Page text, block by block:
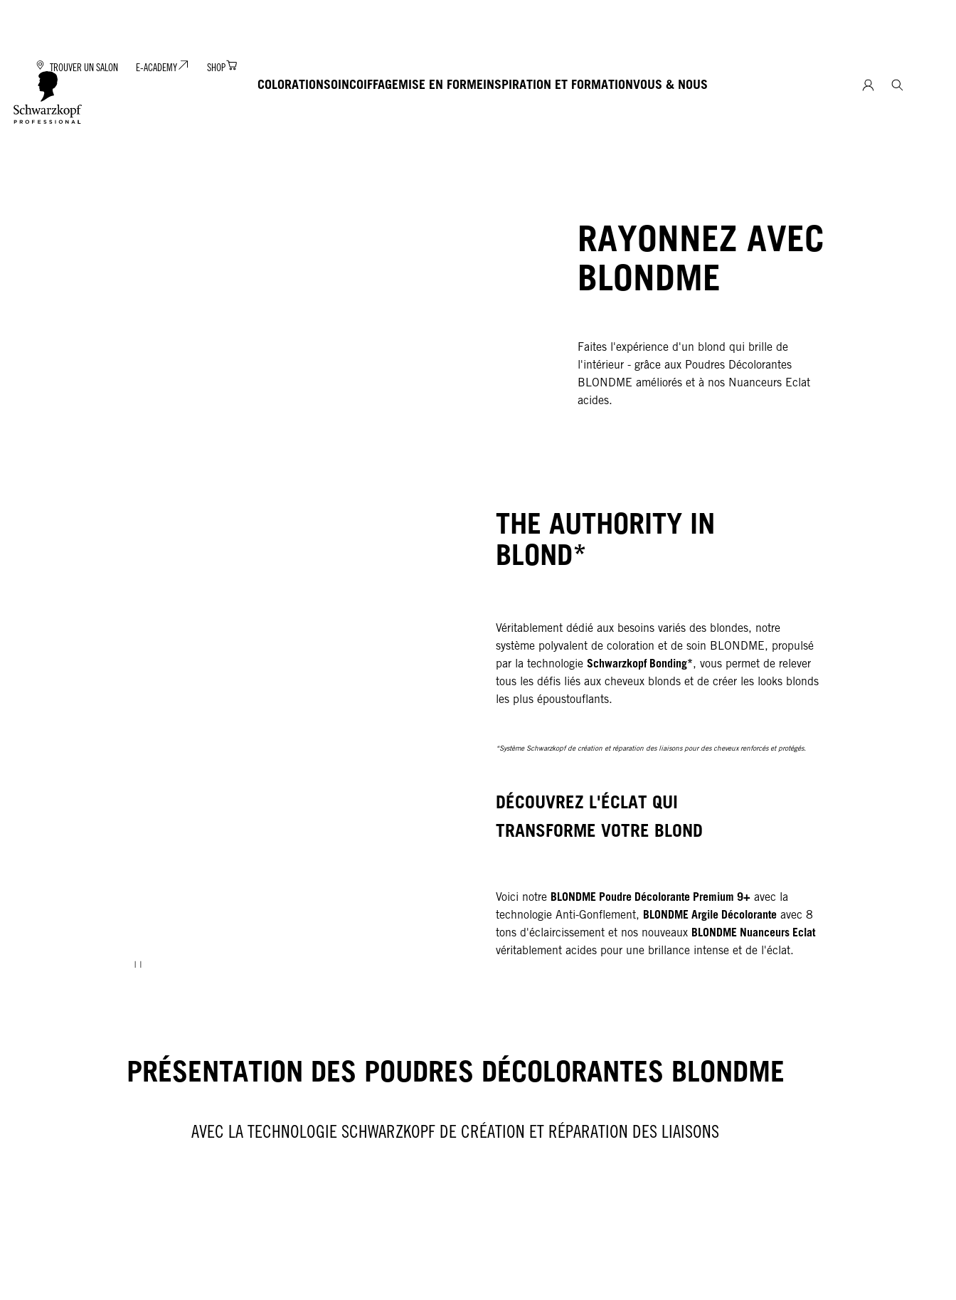
COLORATIONSOINCOIFFAGEMISE EN FORMEINSPIRATION ET FORMATIONVOUS & NOUS
TROUVER UN SALON E-ACADEMY SHOP
RAYONNEZ AVEC
BLONDME
Faites l'expérience d'un blond qui brille de
l'intérieur - grâce aux Poudres Décolorantes
BLONDME améliorés et à nos Nuanceurs Eclat
acides.
THE AUTHORITY IN
BLOND*
Véritablement dédié aux besoins variés des blondes, notre
système polyvalent de coloration et de soin BLONDME, propulsé
par la technologie Schwarzkopf Bonding*, vous permet de relever
tous les défis liés aux cheveux blonds et de créer les looks blonds
les plus époustouflants.
*Système Schwarzkopf de création et réparation des liaisons pour des cheveux renforcés et protégés.
DÉCOUVREZ L'ÉCLAT QUI
TRANSFORME VOTRE BLOND
Voici notre BLONDME Poudre Décolorante Premium 9+avec la
technologie Anti-Gonflement, BLONDME Argile Décoloranteavec 8
tons d'éclaircissement et nos nouveaux BLONDME Nuanceurs Eclat
véritablement acides pour une brillance intense et de l'éclat.
PRÉSENTATION DES POUDRES DÉCOLORANTES BLONDME
AVEC LA TECHNOLOGIE SCHWARZKOPF DE CRÉATION ET RÉPARATION DES LIAISONS